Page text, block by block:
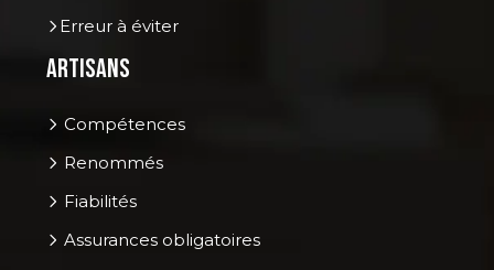
Erreur à éviter
Artisans
Compétences
Renommés
Fiabilités
Assurances obligatoires